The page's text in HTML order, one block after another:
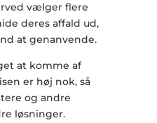
vælger flere
deres affald ud,
at genanvende.
at komme af
er høj nok, så
og andre
løsninger.